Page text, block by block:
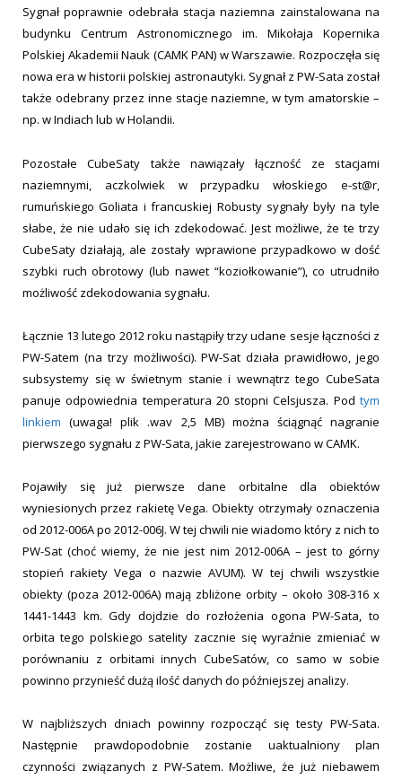
Sygnał poprawnie odebrała stacja naziemna zainstalowana na
budynku Centrum Astronomicznego im. Mikołaja Kopernika
Polskiej Akademii Nauk (CAMK PAN) w Warszawie. Rozpoczęła się
nowa era w historii polskiej astronautyki. Sygnał z PW-Sata został
także odebrany przez inne stacje naziemne, w tym amatorskie –
np. w Indiach lub w Holandii.
Pozostałe CubeSaty także nawiązały łączność ze stacjami
naziemnymi, aczkolwiek w przypadku włoskiego e-st@r,
rumuńskiego Goliata i francuskiej Robusty sygnały były na tyle
słabe, że nie udało się ich zdekodować. Jest możliwe, że te trzy
CubeSaty działają, ale zostały wprawione przypadkowo w dość
szybki ruch obrotowy (lub nawet “koziołkowanie”), co utrudniło
możliwość zdekodowania sygnału.
Łącznie 13 lutego 2012 roku nastąpiły trzy udane sesje łączności z
PW-Satem (na trzy możliwości). PW-Sat działa prawidłowo, jego
subsystemy się w świetnym stanie i wewnątrz tego CubeSata
panuje odpowiednia temperatura 20 stopni Celsjusza. Pod tym
linkiem (uwaga! plik .wav 2,5 MB) można ściągnąć nagranie
pierwszego sygnału z PW-Sata, jakie zarejestrowano w CAMK.
Pojawiły się już pierwsze dane orbitalne dla obiektów
wyniesionych przez rakietę Vega. Obiekty otrzymały oznaczenia
od 2012-006A po 2012-006J. W tej chwili nie wiadomo który z nich to
PW-Sat (choć wiemy, że nie jest nim 2012-006A – jest to górny
stopień rakiety Vega o nazwie AVUM). W tej chwili wszystkie
obiekty (poza 2012-006A) mają zbliżone orbity – około 308-316 x
1441-1443 km. Gdy dojdzie do rozłożenia ogona PW-Sata, to
orbita tego polskiego satelity zacznie się wyraźnie zmieniać w
porównaniu z orbitami innych CubeSatów, co samo w sobie
powinno przynieść dużą ilość danych do późniejszej analizy.
W najbliższych dniach powinny rozpocząć się testy PW-Sata.
Następnie prawdopodobnie zostanie uaktualniony plan
czynności związanych z PW-Satem. Możliwe, że już niebawem